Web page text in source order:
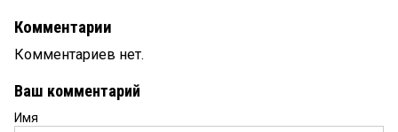
Комментарии
Комментариев нет.
Ваш комментарий
Имя